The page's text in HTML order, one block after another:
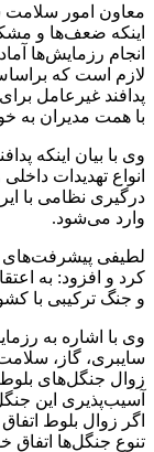
معاون امور سلامت
اینکه ضعف‌ها و
انجام رزمایش‌ها
پدافند غیرعامل
با همت مدیران به
وی با بیان اینکه
انواع تهدیدات
درگیری نظامی با
وارد می‌شود.
لطیفی پیشرفت‌های
کرد و افزود: به
و جنگ ترکیبی با
وی با اشاره به
سایبری، گاز،
زوال جنگل‌های
آسیب‌پذیری این
اگر زوال بلوط
تنوع جنگل‌ها اتفاق